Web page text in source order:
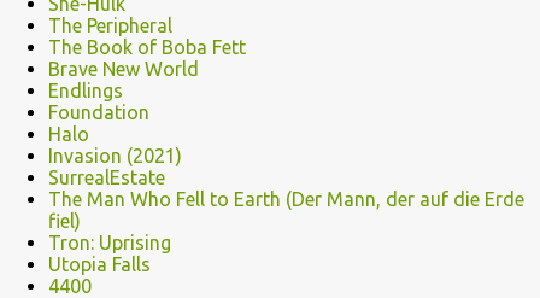
The Peripheral
The Book of Boba Fett
Brave New World
Endlings
Foundation
Halo
Invasion (2021)
SurrealEstate
The Man Who Fell to Earth (Der Mann, der auf die Erde
fiel)
Tron: Uprising
Utopia Falls
4400